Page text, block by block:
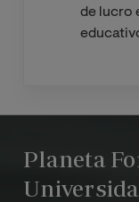
entorno
Las
de lucro
Planeta